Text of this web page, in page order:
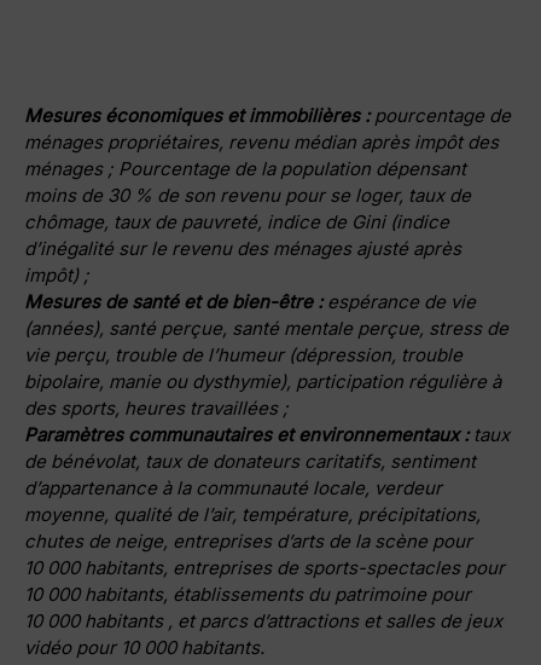
Mesures économiques et immobilières :pourcentage de
ménages propriétaires, revenu médian après impôt des
ménages ; Pourcentage de la population dépensant
moins de 30 % de son revenu pour se loger, taux de
chômage, taux de pauvreté, indice de Gini (indice
d’inégalité sur le revenu des ménages ajusté après
impôt) ;
Mesures de santé et de bien-être :espérance de vie
(années), santé perçue, santé mentale perçue, stress de
vie perçu, trouble de l’humeur (dépression, trouble
bipolaire, manie ou dysthymie), participation régulière à
des sports, heures travaillées ;
Paramètres communautaires et environnementaux :taux
de bénévolat, taux de donateurs caritatifs, sentiment
d’appartenance à la communauté locale, verdeur
moyenne, qualité de l’air, température, précipitations,
chutes de neige, entreprises d’arts de la scène pour
10 000 habitants, entreprises de sports-spectacles pour
10 000 habitants, établissements du patrimoine pour
10 000 habitants , et parcs d’attractions et salles de jeux
vidéo pour 10 000 habitants.